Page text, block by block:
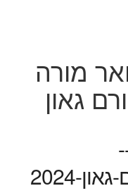
מורה
גאון